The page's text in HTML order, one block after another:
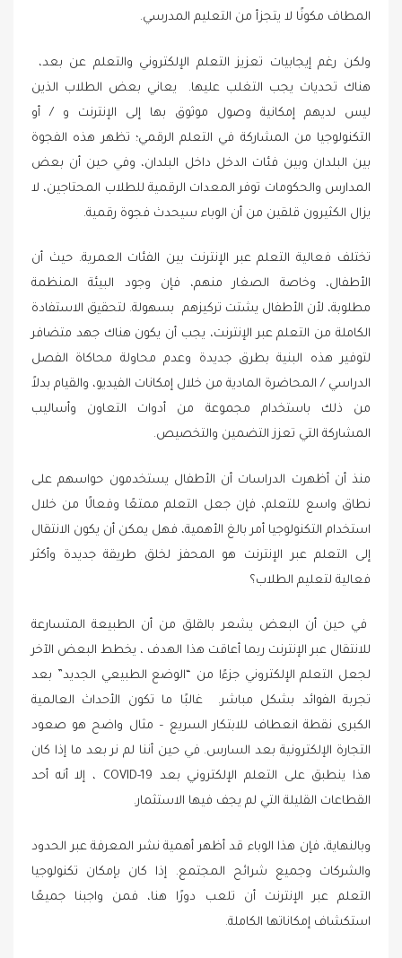
المطاف مكونًا لا يتجزأ من التعليم المدرسي.
ولكن رغم إيجابيات تعزيز التعلم الإلكتروني والتعلم عن بعد،
هناك تحديات يجب التغلب عليها. يعاني بعض الطلاب الذين
ليس لديهم إمكانية وصول موثوق بها إلى الإنترنت و / أو
التكنولوجيا من المشاركة في التعلم الرقمي؛ تظهر هذه الفجوة
بين البلدان وبين فئات الدخل داخل البلدان، وفي حين أن بعض
المدارس والحكومات توفر المعدات الرقمية للطلاب المحتاجين، لا
يزال الكثيرون قلقين من أن الوباء سيحدث فجوة رقمية.
تختلف فعالية التعلم عبر الإنترنت بين الفئات العمرية. حيث أن
الأطفال، وخاصة الصغار منهم، فإن وجود البيئة المنظمة
مطلوبة، لأن الأطفال يشتت تركيزهم بسهولة. لتحقيق الاستفادة
الكاملة من التعلم عبر الإنترنت، يجب أن يكون هناك جهد متضافر
لتوفير هذه البنية بطرق جديدة وعدم محاولة محاكاة الفصل
الدراسي / المحاضرة المادية من خلال إمكانات الفيديو، والقيام بدلاً
من ذلك باستخدام مجموعة من أدوات التعاون وأساليب
المشاركة التي تعزز التضمين والتخصيص.
منذ أن أظهرت الدراسات أن الأطفال يستخدمون حواسهم على
نطاق واسع للتعلم، فإن جعل التعلم ممتعًا وفعالًا من خلال
استخدام التكنولوجيا أمر بالغ الأهمية، فهل يمكن أن يكون الانتقال
إلى التعلم عبر الإنترنت هو المحفز لخلق طريقة جديدة وأكثر
فعالية لتعليم الطلاب؟
في حين أن البعض يشعر بالقلق من أن الطبيعة المتسارعة
للانتقال عبر الإنترنت ربما أعاقت هذا الهدف ، يخطط البعض الآخر
لجعل التعلم الإلكتروني جزءًا من “الوضع الطبيعي الجديد” بعد
تجربة الفوائد بشكل مباشر. غالبًا ما تكون الأحداث العالمية
الكبرى نقطة انعطاف للابتكار السريع – مثال واضح هو صعود
التجارة الإلكترونية بعد السارس. في حين أننا لم نر بعد ما إذا كان
هذا ينطبق على التعلم الإلكتروني بعد COVID-19 ، إلا أنه أحد
القطاعات القليلة التي لم يجف فيها الاستثمار.
وبالنهاية، فإن هذا الوباء قد أظهر أهمية نشر المعرفة عبر الحدود
والشركات وجميع شرائح المجتمع. إذا كان بإمكان تكنولوجيا
التعلم عبر الإنترنت أن تلعب دورًا هنا، فمن واجبنا جميعًا
استكشاف إمكاناتها الكاملة.